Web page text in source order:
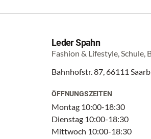
Leder Spahn
Fashion & Lifestyle, Schule,
Bahnhofstr. 87, 66111
ÖFFNUNGSZEITEN
Montag 10:00-18:30
Dienstag 10:00-18:30
Mittwoch 10:00-18:30